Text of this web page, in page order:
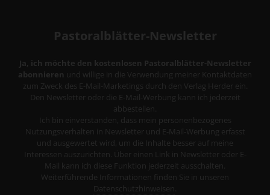
Pastoralblätter-Newsletter
Ja, ich möchte den kostenlosen Pastoralblätter-Newsletter
abonnieren und willige in die Verwendung meiner Kontaktdaten
zum Zweck des E-Mail-Marketings durch den Verlag Herder ein.
Den Newsletter oder die E-Mail-Werbung kann ich jederzeit
abbestellen.
Ich bin einverstanden, dass mein personenbezogenes
Nutzungsverhalten in Newsletter und E-Mail-Werbung erfasst
und ausgewertet wird, um die Inhalte besser auf meine
Interessen auszurichten. Über einen Link in Newsletter oder E-
Mail kann ich diese Funktion jederzeit ausschalten.
Weiterführende Informationen finden Sie in unseren
Datenschutzhinweisen